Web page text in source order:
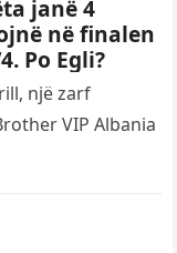
janë 4
në finalen
Po Egli?
një zarf
VIP Albania